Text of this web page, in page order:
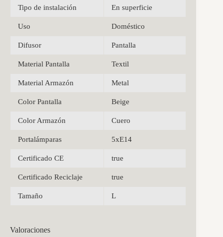
Tipo de instalación En superficie
Uso Doméstico
Difusor Pantalla
Material Pantalla Textil
Material Armazón Metal
Color Pantalla Beige
Color Armazón Cuero
Portalámparas 5xE14
Certificado CE true
Certificado Reciclaje true
Tamaño L
Valoraciones